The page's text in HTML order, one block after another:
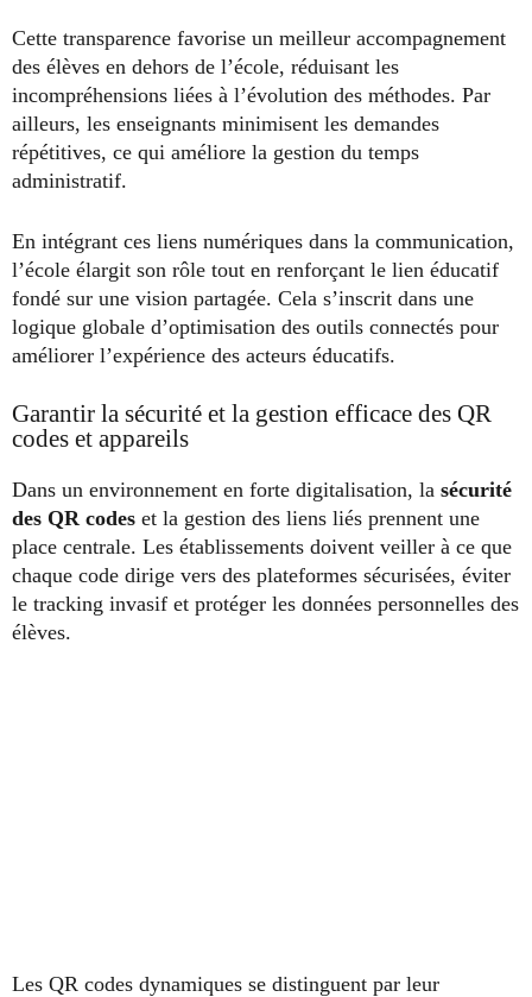
Cette transparence favorise un meilleur accompagnement
des élèves en dehors de l’école, réduisant les
incompréhensions liées à l’évolution des méthodes. Par
ailleurs, les enseignants minimisent les demandes
répétitives, ce qui améliore la gestion du temps
administratif.
En intégrant ces liens numériques dans la communication,
l’école élargit son rôle tout en renforçant le lien éducatif
fondé sur une vision partagée. Cela s’inscrit dans une
logique globale d’optimisation des outils connectés pour
améliorer l’expérience des acteurs éducatifs.
Garantir la sécurité et la gestion efficace des QR
codes et appareils
Dans un environnement en forte digitalisation, la sécurité
des QR codes et la gestion des liens liés prennent une
place centrale. Les établissements doivent veiller à ce que
chaque code dirige vers des plateformes sécurisées, éviter
le tracking invasif et protéger les données personnelles des
élèves.
Les QR codes dynamiques se distinguent par leur